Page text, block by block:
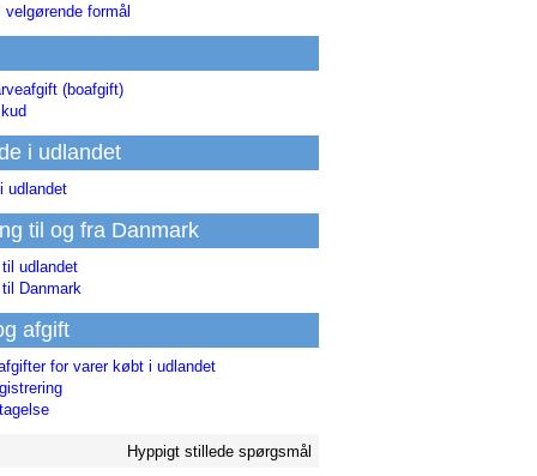
velgørende formål
(boafgift)
i udlandet
udlandet
til og fra Danmark
udlandet
Danmark
afgift
for varer købt i udlandet
Hyppigt stillede spørgsmål